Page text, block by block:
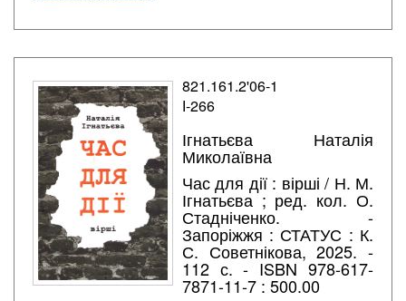
821.161.2'06-1
І-266
Ігнатьєва Наталія
Миколаївна
Час для дії : вірші / Н. М.
Ігнатьєва ; ред. кол. О.
Стадніченко. -
Запоріжжя : СТАТУС : К.
С. Советнікова, 2025. -
112 с. - ISBN 978-617-
7871-11-7 : 500.00